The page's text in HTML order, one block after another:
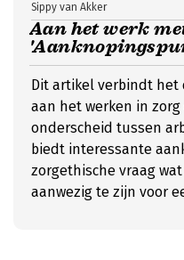
Aan het werk
Sippy van Akker
Dit artikel verbindt het
aan het werken in
onderscheid tussen
biedt interessante
zorgethische vraag
aanwezig te zijn voor